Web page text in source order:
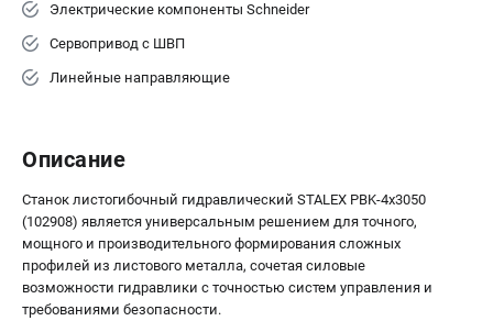
Электрические компоненты Schneider
Сервопривод с ШВП
Линейные направляющие
Описание
Станок листогибочный гидравлический STALEX PBK-4x3050
(102908) является универсальным решением для точного,
мощного и производительного формирования сложных
профилей из листового металла, сочетая силовые
возможности гидравлики с точностью систем управления и
требованиями безопасности.